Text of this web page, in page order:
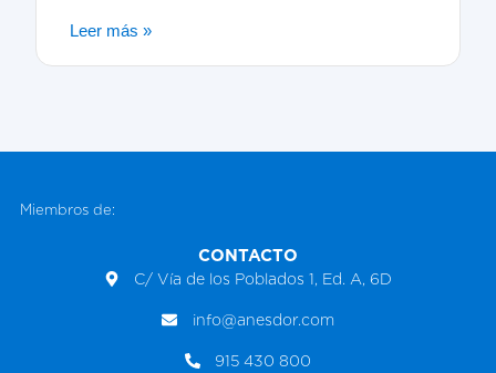
Leer más »
Miembros de:
CONTACTO
C/ Vía de los Poblados 1, Ed. A, 6D
info@anesdor.com
915 430 800